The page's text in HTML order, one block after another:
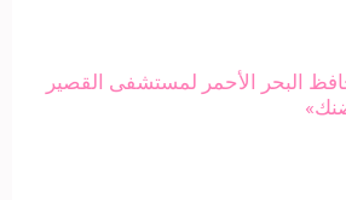
البحر الأحمر لمستشفى القصير